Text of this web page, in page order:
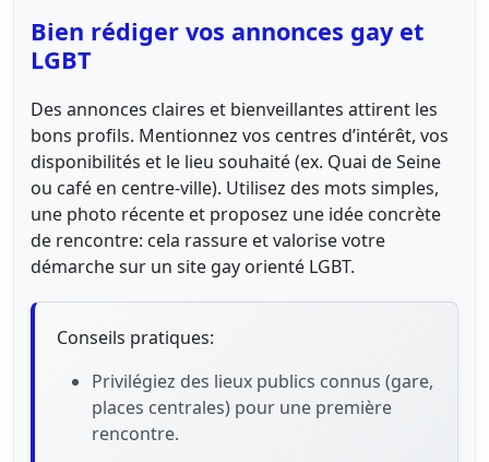
Bien rédiger vos annonces gay et
LGBT
Des annonces claires et bienveillantes attirent les
bons profils. Mentionnez vos centres d’intérêt, vos
disponibilités et le lieu souhaité (ex. Quai de Seine
ou café en centre-ville). Utilisez des mots simples,
une photo récente et proposez une idée concrète
de rencontre: cela rassure et valorise votre
démarche sur un site gay orienté LGBT.
Conseils pratiques:
Privilégiez des lieux publics connus (gare,
places centrales) pour une première
rencontre.